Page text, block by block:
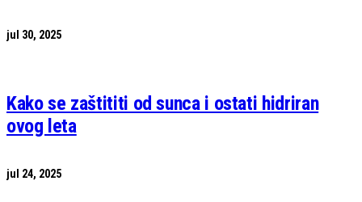
jul 30, 2025
Kako se zaštititi od sunca i ostati hidriran
ovog leta
jul 24, 2025